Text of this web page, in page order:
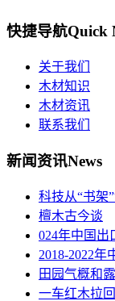
快捷导航Quick
关于我们
木材知识
木材资讯
联系我们
新闻资讯News
科技从“书架
檀木古今谈
024年中国出
2018-2022
田园气概和
一车红木拉